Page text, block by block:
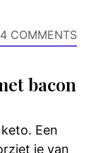
4 COMMENTS
bacon
Een
je van